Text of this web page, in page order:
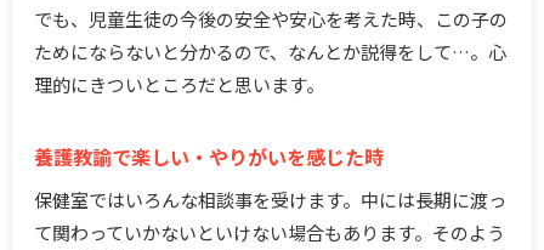
でも、児童生徒の今後の安全や安心を考えた時、この子の
ためにならないと分かるので、なんとか説得をして…。心
理的にきついところだと思います。
養護教諭で楽しい・やりがいを感じた時
保健室ではいろんな相談事を受けます。中には長期に渡っ
て関わっていかないといけない場合もあります。そのよう